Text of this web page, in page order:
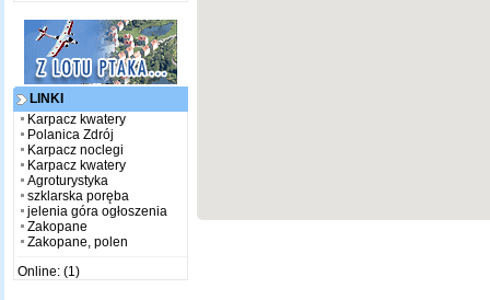
LINKI
Karpacz kwatery
Polanica Zdrój
Karpacz noclegi
Karpacz kwatery
Agroturystyka
szklarska poręba
jelenia góra ogłoszenia
Zakopane
Zakopane, polen
Online: (1)